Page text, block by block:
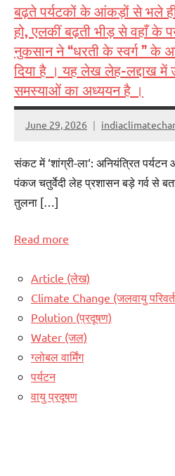
बढ़ते पर्यटकों के आंकड़ों से भले
हो, एलकीं बढ़ती भीड़ से वहाँ के
नुकसान ने “धरती के स्वर्ग ” के
दिया है । यह लेख लेह-लद्दाख में
समस्याओं का अध्ययन है ।
June 29, 2026
संकट में ‘शांग्री-ला‘: अनियंत्रित पर्यटन
पंकज चतुर्वेदी लेह प्रशासन बड़े गर्व से
तुलना […]
Read more
Article (लेख)
Climate Change (जलवायु
Polution (प्रदूषण)
Water (जल)
ग्लोबल वार्मिंग
पर्यटन
वायु प्रदूषण